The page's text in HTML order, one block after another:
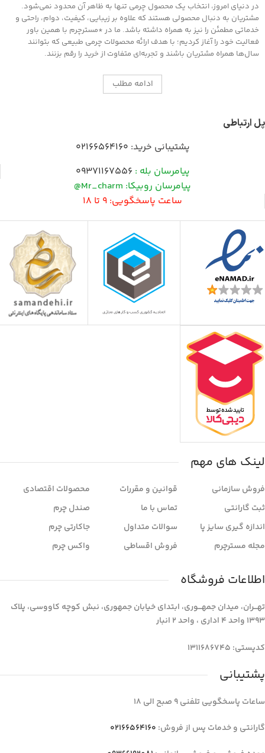
در دنیای امروز، انتخاب یک محصول چرمی تنها به ظاهر آن محدود نمی‌شود.
مشتریان به دنبال محصولی هستند که علاوه بر زیبایی، کیفیت، دوام، راحتی و
خدماتی مطمئن را نیز به همراه داشته باشد. ما در *مسترچرم با همین باور
فعالیت خود را آغاز کردیم؛ با هدف ارائه محصولات چرمی طبیعی که بتوانند
سال‌ها همراه مشتریان باشند و تجربه‌ای متفاوت از خرید را رقم بزنند.
ادامه مطلب
پل ارتباطی
پشتیبانی خرید: 02166564160
پیامرسان بله : 09371167556
پیامرسان روبیکا: Mr_charm@
ساعت پاسخگویی: 9 تا 18
لینک های مهم
فروش سازمانی
ثبت گارانتی
اندازه گیری سایز پا
مجله مسترچرم
قوانین و مقررات
تماس با ما
سوالات متداول
فروش اقساطی
محصولات اقتصادی
صندل چرم
جاکارتی چرم
واکس چرم
اطلاعات فروشگاه
تهـــران، میدان جمهـــوری، ابتدای خیابان جمهوری، نبش کوچه کاووسی، پلاک
1393 واحد 4 اداری ، واحد 2 انبار
کدپستی: 1311686745
پشتیبانی
ساعات پاسخگویی تلفنی 9 صبح الی 18
گارانتی و خدمات پس از فروش: 02166564160